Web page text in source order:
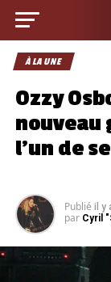
À LA UNE
Ozzy
nouveau
l’un de
Publié il y
par Cyril